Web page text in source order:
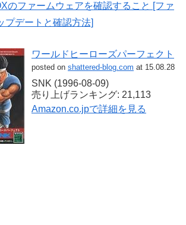
のファームウェアを確認すること [ファ
プデートと確認方法]
ワールドヒーローズパーフェクト
posted on shattered-blog.com at 15.08.28
SNK (1996-08-09)
売り上げランキング: 21,113
Amazon.co.jpで詳細を見る